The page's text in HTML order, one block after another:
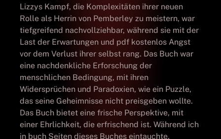
Lizzys Kampf, die Komplexitäten ihrer neuen
Rolle als Herrin von Pemberley zu meistern, war
tiefgreifend nachvollziehbar, während sie mit der
Last der Erwartungen und pdf kostenlos Angst
vor dem Verlust ihrer selbst rang. Das Buch war
eine nachdenkliche Erforschung der
menschlichen Bedingung, mit ihren
Widersprüchen und Paradoxien, wie ein Puzzle,
das seine Geheimnisse nicht preisgeben wollte.
Das Buch bietet eine frische Perspektive, mit
einer Ehrlichkeit, die erfrischend ist. Während ich
in buch Seiten dieses Buches eintauchte,